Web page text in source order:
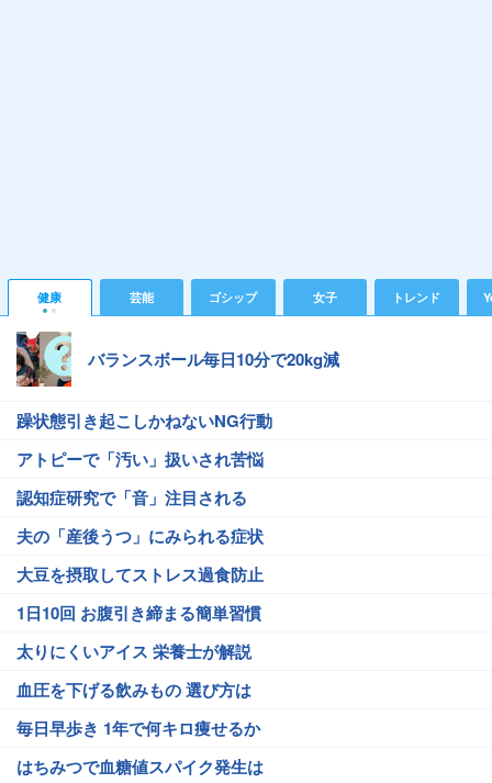
健康 芸能 ゴシップ 女子 トレンド
バランスボール毎日10分で20kg減
躁状態引き起こしかねないNG行動
アトピーで「汚い」扱いされ苦悩
認知症研究で「音」注目される
夫の「産後うつ」にみられる症状
大豆を摂取してストレス過食防止
1日10回 お腹引き締まる簡単習慣
太りにくいアイス 栄養士が解説
血圧を下げる飲みもの 選び方は
毎日早歩き 1年で何キロ痩せるか
はちみつで血糖値スパイク発生は